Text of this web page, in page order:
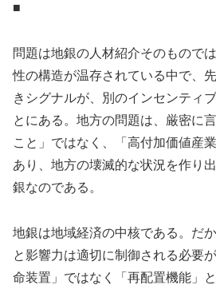
■
問題は地銀の人材紹介そのもので
性の構造が温存されている中で、
きシグナルが、別のインセンティ
とにある。地方の問題は、厳密に
こと」ではなく、「高付加価値産
あり、地方の壊滅的な状況を作り
銀なのである。
地銀は地域経済の中核である。だ
と影響力は適切に制御される必要
命装置」ではなく「再配置機能」